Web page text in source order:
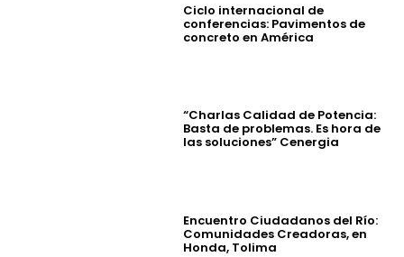
Ciclo internacional de
conferencias: Pavimentos de
concreto en América
“Charlas Calidad de Potencia:
Basta de problemas. Es hora de
las soluciones” Cenergia
Encuentro Ciudadanos del Río:
Comunidades Creadoras, en
Honda, Tolima